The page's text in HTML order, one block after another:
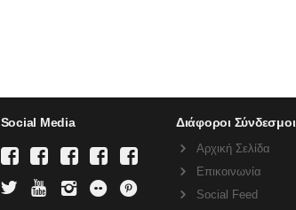
Social Media Διάφοροι Σύνδεσμοι
Αρχική Σελίδα
Επικοινωνία
Social Feed